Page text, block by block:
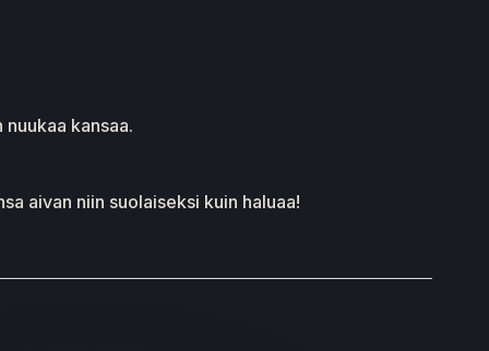
kansaa.
aivan niin suolaiseksi kuin haluaa!